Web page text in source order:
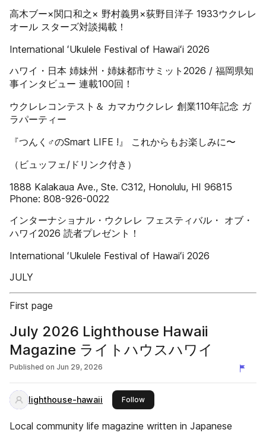
高木ブー×関口和之× 野村義男×荻野目洋子 1933ウクレレ
オール スターズ対談掲載！
International ʻUkulele Festival of Hawaiʻi 2026
ハワイ・日本 姉妹州・姉妹都市サミット2026 / 福岡県知
事インタビュー 連載100回！
ウクレレコンテスト＆ カマカウクレレ 創業110年記念 ガ
ラパーティー
『つんく♂のSmart LIFE !』 これからもお楽しみに〜
（ビュッフェ/ドリンク付き）
1888 Kalakaua Ave., Ste. C312, Honolulu, HI 96815
Phone: 808-926-0022
インターナショナル・ウクレレ フェスティバル・ オブ・
ハワイ2026 読者プレゼント！
International ʻUkulele Festival of Hawaiʻi 2026
JULY
First page
July 2026 Lighthouse Hawaii
Magazine ライトハウスハワイ
Published on Jun 29, 2026
lighthouse-hawaii Followthis publisher
Local community life magazine written in Japanese